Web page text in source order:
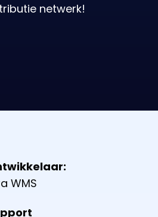
netwerk!
WMS